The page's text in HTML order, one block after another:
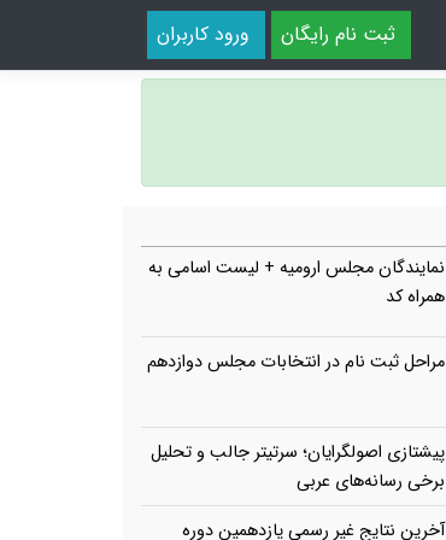
ثبت نام رایگان ورود کاربران
نمایندگان مجلس ارومیه + لیست اسامی به
همراه کد
مراحل ثبت نام در انتخابات مجلس دوازدهم
پیشتازی اصولگرایان؛ سرتیتر جالب و تحلیل
برخی رسانه‌های عربی
آخرین نتایج غیر رسمی یازدهمین دوره